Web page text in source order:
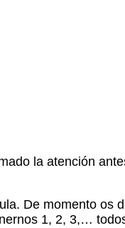
la atención
De momento os
1, 2, 3,…